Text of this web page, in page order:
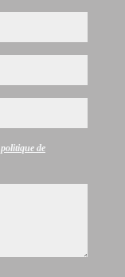
politique de